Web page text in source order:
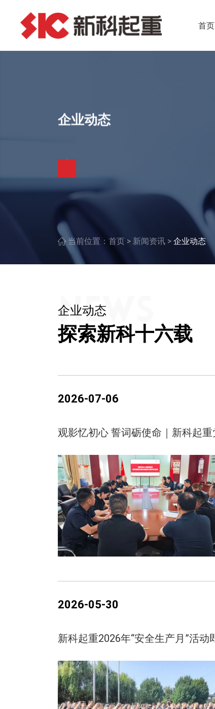
首页
企业动态
当前位置： 首页 > 新闻资讯 > 企业动态
企业动态
探索新科十六载
2026-07-06
2026-05-30